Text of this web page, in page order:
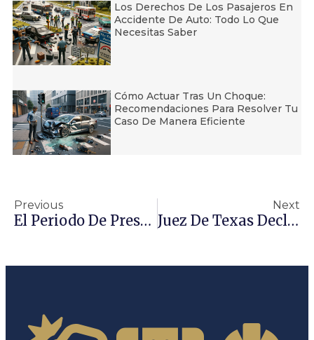
Los Derechos De Los Pasajeros En
Accidente De Auto: Todo Lo Que
Necesitas Saber
Cómo Actuar Tras Un Choque:
Recomendaciones Para Resolver Tu
Caso De Manera Eficiente
Previous
El Periodo De Presentación De Peticiones De H-1B Para 2021 (año Fiscal 2022) Está Abierto
Next
Juez De Texas Declara Ilegal Al Programa DACA